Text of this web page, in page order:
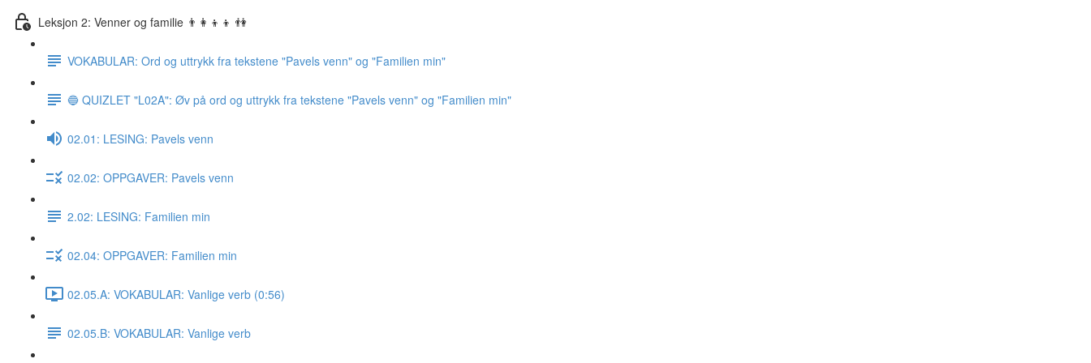
Leksjon 2: Venner og familie 👨‍👩‍👦‍👦 👫
VOKABULAR: Ord og uttrykk fra tekstene "Pavels venn" og "Familien min"
🔵 QUIZLET "L02A": Øv på ord og uttrykk fra tekstene "Pavels venn" og "Familien min"
02.01: LESING: Pavels venn
02.02: OPPGAVER: Pavels venn
2.02: LESING: Familien min
02.04: OPPGAVER: Familien min
02.05.A: VOKABULAR: Vanlige verb (0:56)
02.05.B: VOKABULAR: Vanlige verb